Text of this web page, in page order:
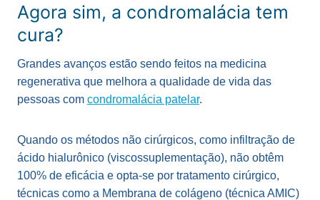
Agora sim, a condromalácia tem
cura?
Grandes avanços estão sendo feitos na medicina
regenerativa que melhora a qualidade de vida das
pessoas com condromalácia patelar.
Quando os métodos não cirúrgicos, como infiltração de
ácido hialurônico (viscossuplementação), não obtêm
100% de eficácia e opta-se por tratamento cirúrgico,
técnicas como a Membrana de colágeno (técnica AMIC)